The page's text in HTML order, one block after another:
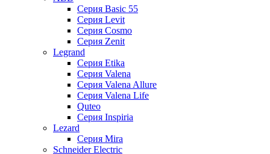
Серия Basic 55
Серия Levit
Серия Cosmo
Серия Zenit
Legrand
Серия Etika
Серия Valena
Серия Valena Allure
Серия Valena Life
Quteo
Серия Inspiria
Lezard
Серия Mira
Schneider Electric